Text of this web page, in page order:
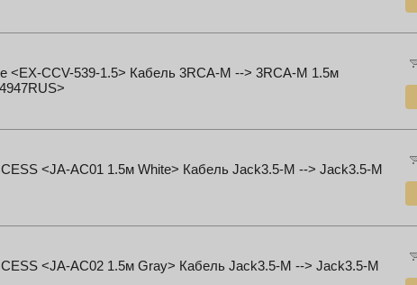
<EX-CCV-539-1.5> Кабель 3RCA-M --> 3RCA-M 1.5м
<JA-AC01 1.5м White> Кабель Jack3.5-M --> Jack3.5-M
<JA-AC02 1.5м Gray> Кабель Jack3.5-M --> Jack3.5-M